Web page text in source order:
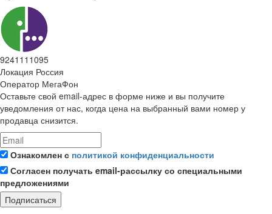
9241111095
Локация Россия
Оператор МегаФон
Оставьте свой email-адрес в форме ниже и вы получите
уведомления от нас, когда цена на выбранный вами номер у
продавца снизится.
Ознакомлен с политикой конфиденциальности
Согласен получать email-рассылку со специальными
предложениями
Подписаться